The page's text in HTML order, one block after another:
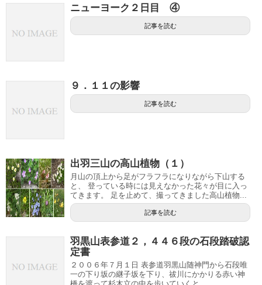
ニューヨーク２日目 ④
記事を読む
９．１１の影響
記事を読む
出羽三山の高山植物（１）
月山の頂上から足がフラフラになりながら下山する
と、 登っている時には見えなかった花々が目に入っ
てきます。 足を止めて、撮ってきました高山植物...
記事を読む
羽黒山表参道２，４４６段の石段踏破認
定書
２００６年７月１日 表参道羽黒山随神門から石段唯
一の下り坂の継子坂を下り、祓川にかかりる赤い神